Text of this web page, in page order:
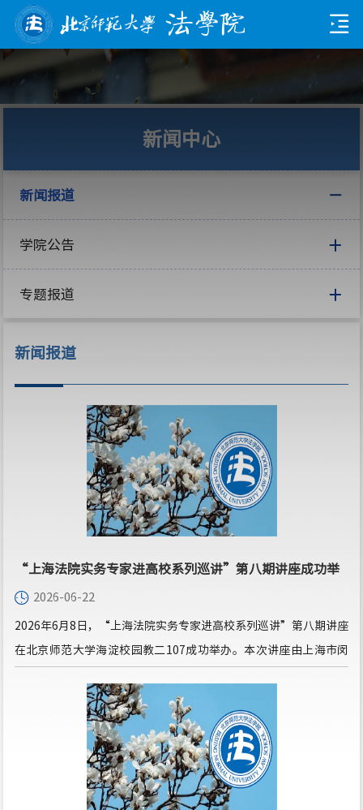
新闻中心
新闻报道
学院公告
专题报道
新闻报道
“上海法院实务专家进高校系列巡讲”第八期讲座成功举
办 2026-06-22
2026年6月8日，“上海法院实务专家进高校系列巡讲”第八期讲座
在北京师范大学海淀校园教二107成功举办。本次讲座由上海市闵
范大学法学院副院长何挺主持。